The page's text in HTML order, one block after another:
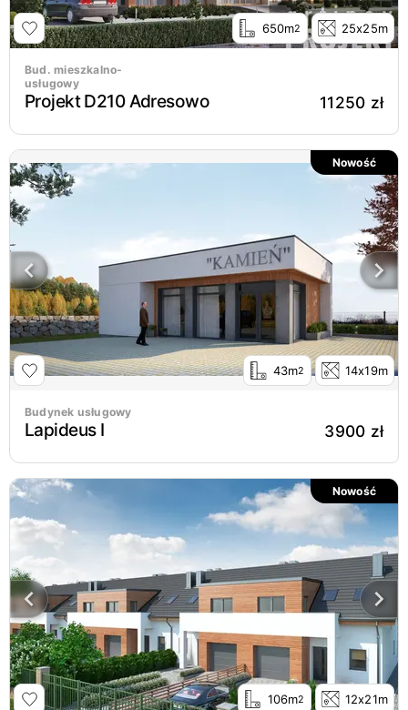
650m2 25x25m
Bud. mieszkalno-
usługowy
Projekt D210 Adresowo 11250 zł
Nowość
43m2 14x19m
Budynek usługowy
Lapideus I 3900 zł
Nowość
106m2 12x21m